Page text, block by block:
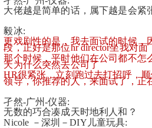
大佬越是简单的话，属下越是会紧
毅冰:
更戏剧性的是，我去面试的时候，
段，正好是那位hr director坐我对面
那个时候，平时他们在公司都不怎
天为什么突然去公司了
HR很紧张，立刻跑过去打招呼，
领导，你推荐的人，来面试了，正
孑然-广州-仪器:
无数的巧合凑成天时地利人和？
Nicole －深圳－DIY儿童玩具: